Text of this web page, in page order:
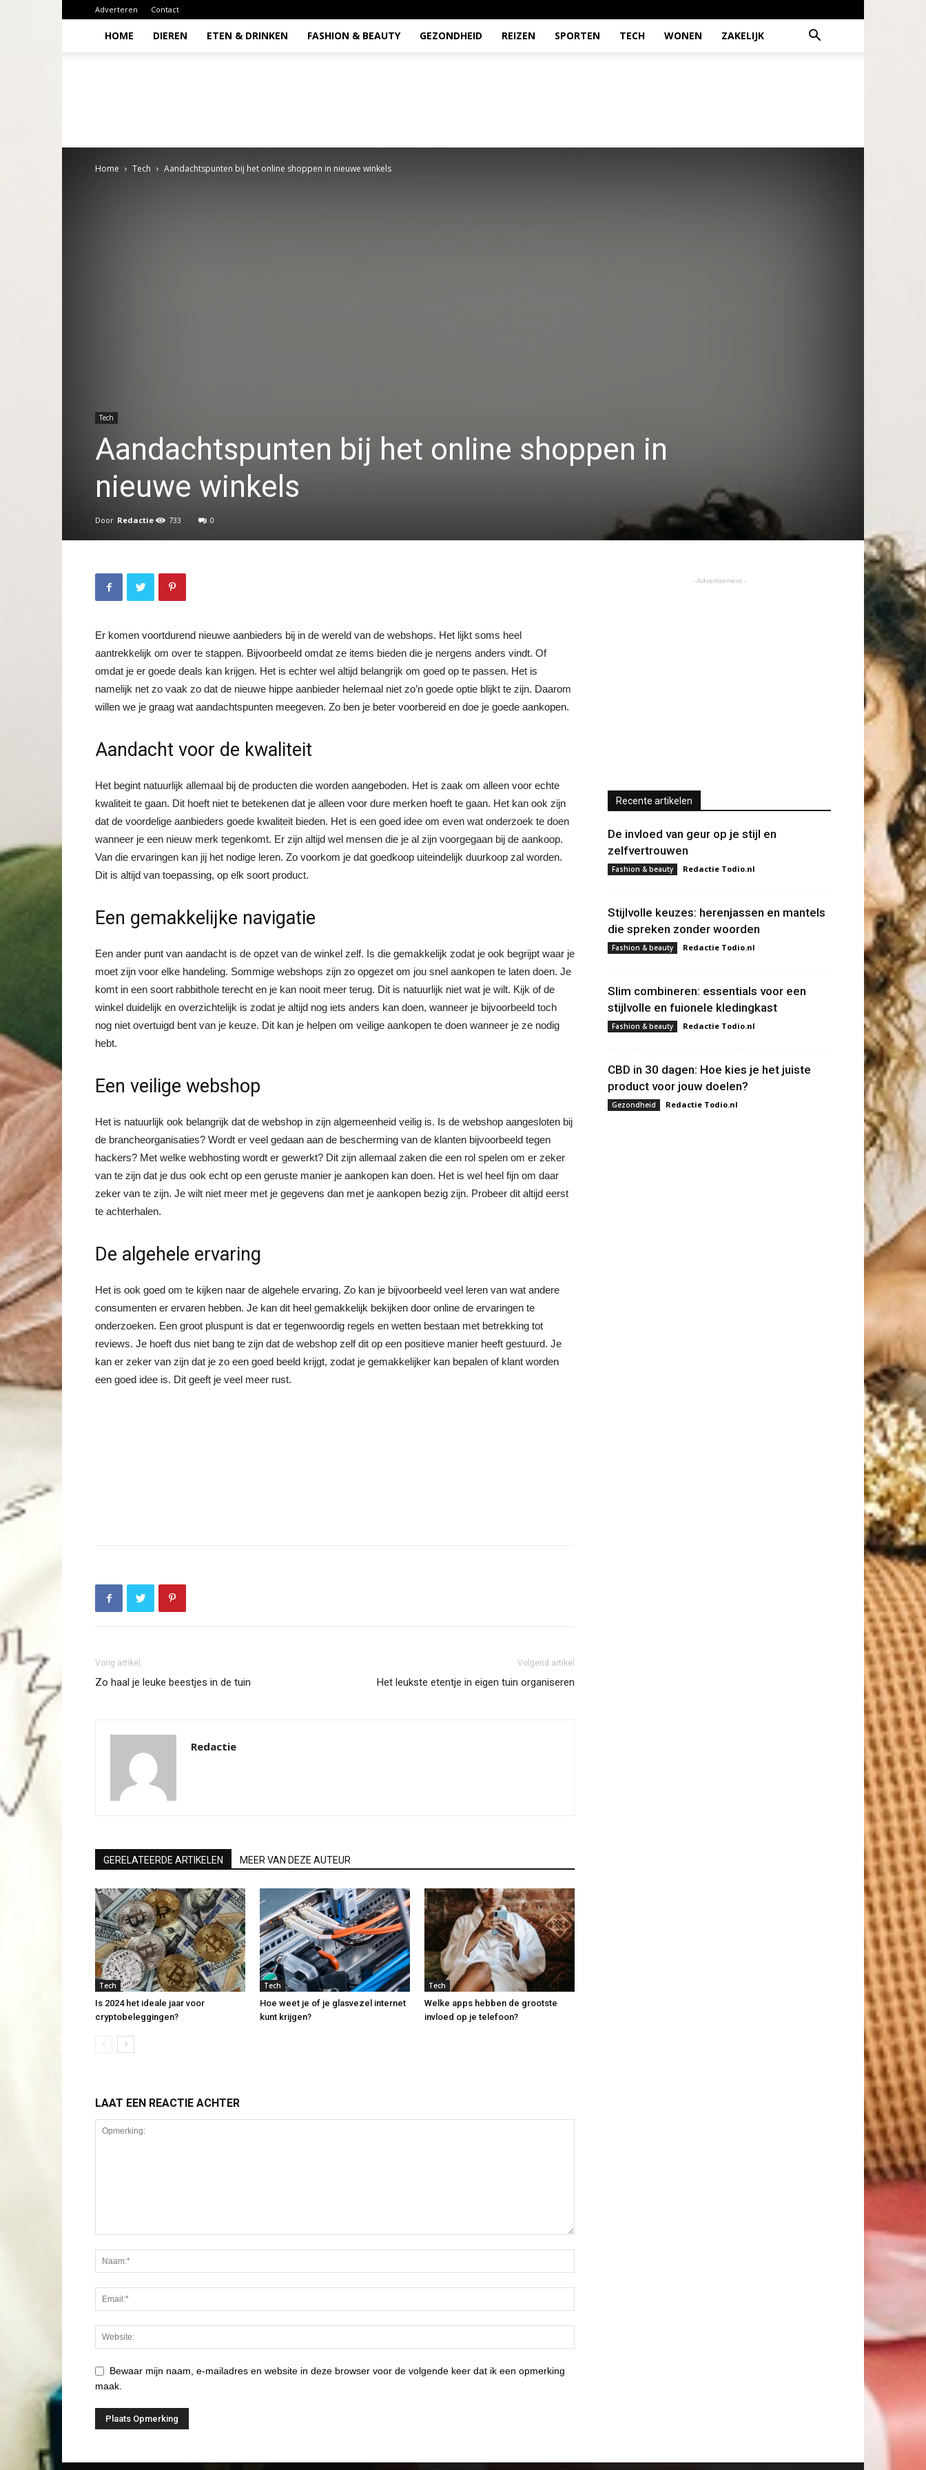
Adverteren Contact
HOME DIEREN ETEN & DRINKEN FASHION & BEAUTY GEZONDHEID REIZEN SPORTEN TECH WONEN ZAKELIJK
Home Tech Aandachtspunten bij het online shoppen in nieuwe winkels
Tech
Aandachtspunten bij het online shoppen in
nieuwe winkels
Door Redactie 733 0
Er komen voortdurend nieuwe aanbieders bij in de wereld van de webshops. Het lijkt soms heel
aantrekkelijk om over te stappen. Bijvoorbeeld omdat ze items bieden die je nergens anders vindt. Of
omdat je er goede deals kan krijgen. Het is echter wel altijd belangrijk om goed op te passen. Het is
namelijk net zo vaak zo dat de nieuwe hippe aanbieder helemaal niet zo’n goede optie blijkt te zijn. Daarom
willen we je graag wat aandachtspunten meegeven. Zo ben je beter voorbereid en doe je goede aankopen.
Aandacht voor de kwaliteit
Het begint natuurlijk allemaal bij de producten die worden aangeboden. Het is zaak om alleen voor echte
kwaliteit te gaan. Dit hoeft niet te betekenen dat je alleen voor dure merken hoeft te gaan. Het kan ook zijn
dat de voordelige aanbieders goede kwaliteit bieden. Het is een goed idee om even wat onderzoek te doen
wanneer je een nieuw merk tegenkomt. Er zijn altijd wel mensen die je al zijn voorgegaan bij de aankoop.
Van die ervaringen kan jij het nodige leren. Zo voorkom je dat goedkoop uiteindelijk duurkoop zal worden.
Dit is altijd van toepassing, op elk soort product.
Een gemakkelijke navigatie
Een ander punt van aandacht is de opzet van de winkel zelf. Is die gemakkelijk zodat je ook begrijpt waar je
moet zijn voor elke handeling. Sommige webshops zijn zo opgezet om jou snel aankopen te laten doen. Je
komt in een soort rabbithole terecht en je kan nooit meer terug. Dit is natuurlijk niet wat je wilt. Kijk of de
winkel duidelijk en overzichtelijk is zodat je altijd nog iets anders kan doen, wanneer je bijvoorbeeld toch
nog niet overtuigd bent van je keuze. Dit kan je helpen om veilige aankopen te doen wanneer je ze nodig
hebt.
Een veilige webshop
Het is natuurlijk ook belangrijk dat de webshop in zijn algemeenheid veilig is. Is de webshop aangesloten bij
de brancheorganisaties? Wordt er veel gedaan aan de bescherming van de klanten bijvoorbeeld tegen
hackers? Met welke webhosting wordt er gewerkt? Dit zijn allemaal zaken die een rol spelen om er zeker
van te zijn dat je dus ook echt op een geruste manier je aankopen kan doen. Het is wel heel fijn om daar
zeker van te zijn. Je wilt niet meer met je gegevens dan met je aankopen bezig zijn. Probeer dit altijd eerst
te achterhalen.
De algehele ervaring
Het is ook goed om te kijken naar de algehele ervaring. Zo kan je bijvoorbeeld veel leren van wat andere
consumenten er ervaren hebben. Je kan dit heel gemakkelijk bekijken door online de ervaringen te
onderzoeken. Een groot pluspunt is dat er tegenwoordig regels en wetten bestaan met betrekking tot
reviews. Je hoeft dus niet bang te zijn dat de webshop zelf dit op een positieve manier heeft gestuurd. Je
kan er zeker van zijn dat je zo een goed beeld krijgt, zodat je gemakkelijker kan bepalen of klant worden
een goed idee is. Dit geeft je veel meer rust.
Vorig artikel
Zo haal je leuke beestjes in de tuin
Volgend artikel
Het leukste etentje in eigen tuin organiseren
Redactie
GERELATEERDE ARTIKELEN MEER VAN DEZE AUTEUR
Tech
Is 2024 het ideale jaar voor
cryptobeleggingen?
Tech
Hoe weet je of je glasvezel internet
kunt krijgen?
Tech
Welke apps hebben de grootste
invloed op je telefoon?
LAAT EEN REACTIE ACHTER
Bewaar mijn naam, e-mailadres en website in deze browser voor de volgende keer dat ik een opmerking
maak.
- Advertisement -
Recente artikelen
De invloed van geur op je stijl en
zelfvertrouwen
Fashion & beauty Redactie Todio.nl
Stijlvolle keuzes: herenjassen en mantels
die spreken zonder woorden
Fashion & beauty Redactie Todio.nl
Slim combineren: essentials voor een
stijlvolle en fuionele kledingkast
Fashion & beauty Redactie Todio.nl
CBD in 30 dagen: Hoe kies je het juiste
product voor jouw doelen?
Gezondheid Redactie Todio.nl